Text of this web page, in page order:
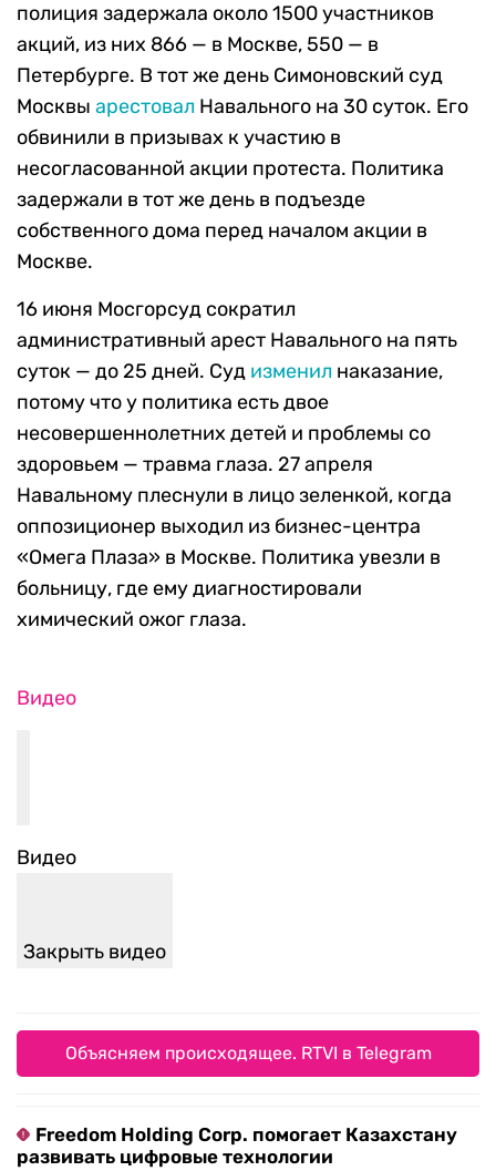
полиция задержала около 1500 участников
акций, из них 866 — в Москве, 550 — в
Петербурге. В тот же день Симоновский суд
Москвы арестовал Навального на 30 суток. Его
обвинили в призывах к участию в
несогласованной акции протеста. Политика
задержали в тот же день в подъезде
собственного дома перед началом акции в
Москве.
16 июня Мосгорсуд сократил
административный арест Навального на пять
суток — до 25 дней. Суд изменил наказание,
потому что у политика есть двое
несовершеннолетних детей и проблемы со
здоровьем — травма глаза. 27 апреля
Навальному плеснули в лицо зеленкой, когда
оппозиционер выходил из бизнес-центра
«Омега Плаза» в Москве. Политика увезли в
больницу, где ему диагностировали
химический ожог глаза.
Видео
Видео
Закрыть видео
Объясняем происходящее. RTVI в Telegram
Freedom Holding Corp. помогает Казахстану
развивать цифровые технологии